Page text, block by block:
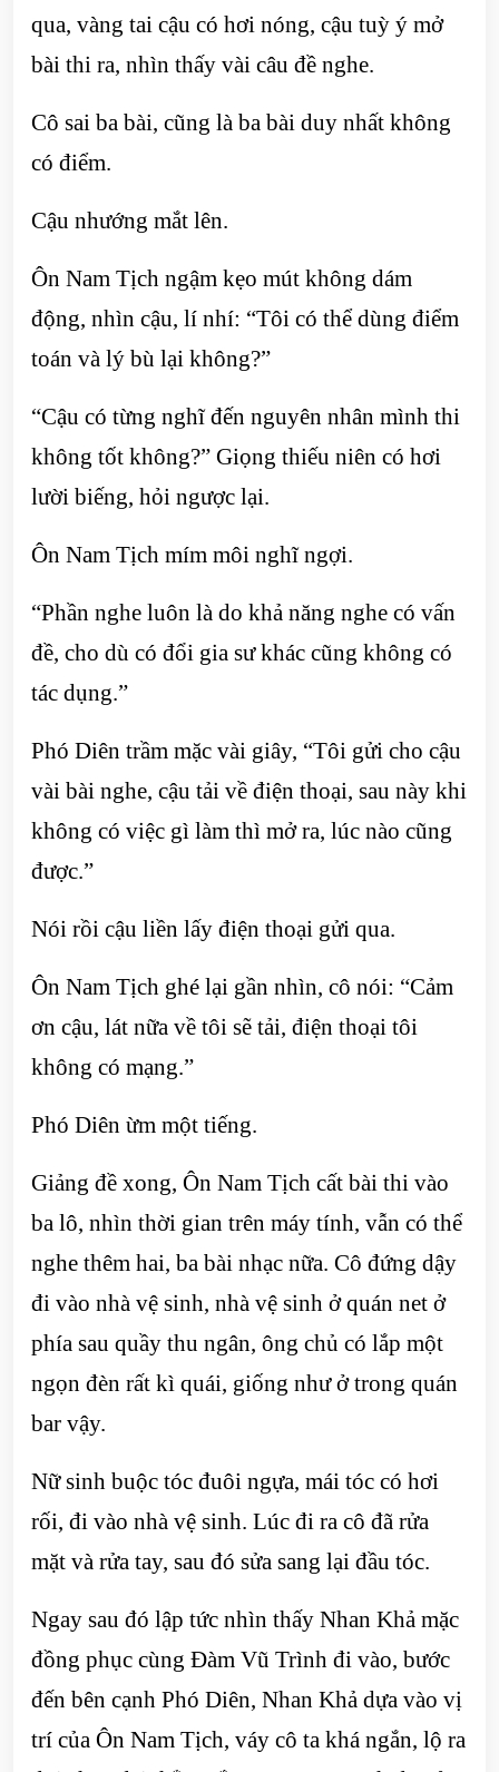
qua, vàng tai cậu có hơi nóng, cậu tuỳ ý mở
bài thi ra, nhìn thấy vài câu đề nghe.
Cô sai ba bài, cũng là ba bài duy nhất không
có điểm.
Cậu nhướng mắt lên.
Ôn Nam Tịch ngậm kẹo mút không dám
động, nhìn cậu, lí nhí: “Tôi có thể dùng điểm
toán và lý bù lại không?”
“Cậu có từng nghĩ đến nguyên nhân mình thi
không tốt không?” Giọng thiếu niên có hơi
lười biếng, hỏi ngược lại.
Ôn Nam Tịch mím môi nghĩ ngợi.
“Phần nghe luôn là do khả năng nghe có vấn
đề, cho dù có đổi gia sư khác cũng không có
tác dụng.”
Phó Diên trầm mặc vài giây, “Tôi gửi cho cậu
vài bài nghe, cậu tải về điện thoại, sau này khi
không có việc gì làm thì mở ra, lúc nào cũng
được.”
Nói rồi cậu liền lấy điện thoại gửi qua.
Ôn Nam Tịch ghé lại gần nhìn, cô nói: “Cảm
ơn cậu, lát nữa về tôi sẽ tải, điện thoại tôi
không có mạng.”
Phó Diên ừm một tiếng.
Giảng đề xong, Ôn Nam Tịch cất bài thi vào
ba lô, nhìn thời gian trên máy tính, vẫn có thể
nghe thêm hai, ba bài nhạc nữa. Cô đứng dậy
đi vào nhà vệ sinh, nhà vệ sinh ở quán net ở
phía sau quầy thu ngân, ông chủ có lắp một
ngọn đèn rất kì quái, giống như ở trong quán
bar vậy.
Nữ sinh buộc tóc đuôi ngựa, mái tóc có hơi
rối, đi vào nhà vệ sinh. Lúc đi ra cô đã rửa
mặt và rửa tay, sau đó sửa sang lại đầu tóc.
Ngay sau đó lập tức nhìn thấy Nhan Khả mặc
đồng phục cùng Đàm Vũ Trình đi vào, bước
đến bên cạnh Phó Diên, Nhan Khả dựa vào vị
trí của Ôn Nam Tịch, váy cô ta khá ngắn, lộ ra